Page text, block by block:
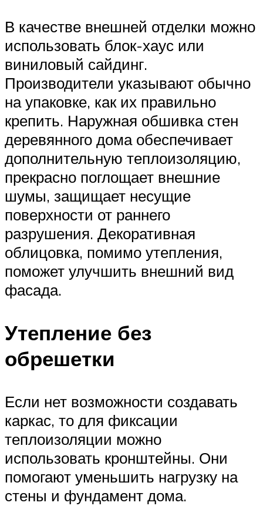
В качестве внешней отделки можно
использовать блок-хаус или
виниловый сайдинг.
Производители указывают обычно
на упаковке, как их правильно
крепить. Наружная обшивка стен
деревянного дома обеспечивает
дополнительную теплоизоляцию,
прекрасно поглощает внешние
шумы, защищает несущие
поверхности от раннего
разрушения. Декоративная
облицовка, помимо утепления,
поможет улучшить внешний вид
фасада.
Утепление без
обрешетки
Если нет возможности создавать
каркас, то для фиксации
теплоизоляции можно
использовать кронштейны. Они
помогают уменьшить нагрузку на
стены и фундамент дома.